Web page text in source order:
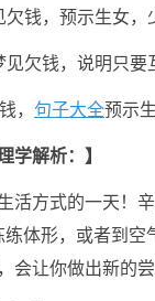
钱，预示生女，
欠钱，说明只要
， 句子大全预示
学解析：】
活方式的一天！
练体形，或者到
会让你做出新的